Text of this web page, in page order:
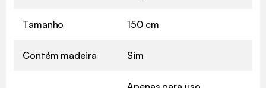
Tamanho 150 cm
Contém madeira Sim